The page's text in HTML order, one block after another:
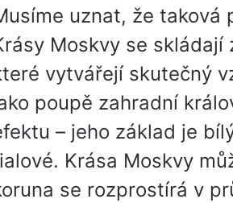
uznat, že taková
Moskvy se
vytvářejí skutečný
poupě zahradní
– jeho základ je
Krása Moskvy
se rozprostírá v